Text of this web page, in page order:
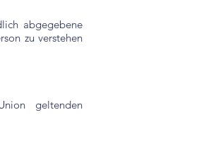
abgegebene
zu verstehen
geltenden